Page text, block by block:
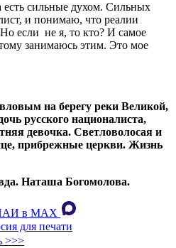
сильные духом. Сильных
и понимаю, что реалии
если не я, то кто? И самое
занимаюсь этим. Это мое
на берегу реки Великой,
русского националиста,
девочка. Светловолосая и
прибрежные церкви. Жизнь
Наташа Богомолова.
ПАИ в MAХ
для печати
>>>